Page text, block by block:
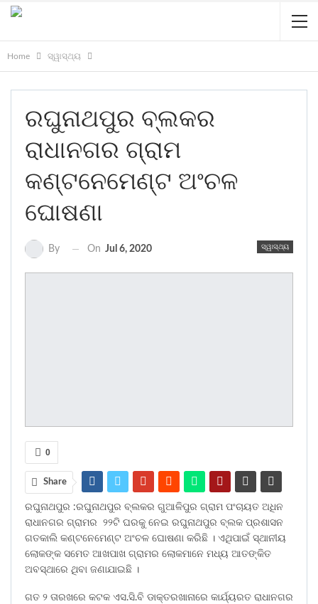
Home ସ୍ୱାସ୍ଥ୍ୟ
ରଘୁନାଥପୁର ବ୍ଲକର
ରାଧାନଗର ଗ୍ରାମ
କଣ୍ଟନେମେଣ୍ଟ ଅଂଚଳ
ଘୋଷଣା
ସ୍ୱାସ୍ଥ୍ୟ
By On Jul 6, 2020
0
Share
ରଘୁନାଥପୁର :ରଘୁନାଥପୁର ବ୍ଲକର ଗୁଆଳିପୁର ଗ୍ରାମ ପଂଚାୟତ ଅଧିନ
ରାଧାନଗର ଗ୍ରାମର ୨୨ଟି ଘରକୁ ନେଇ ରଘୁନାଥପୁର ବ୍ଲକ ପ୍ରଶାସନ
ଗତକାଲି କଣ୍ଟନେମେଣ୍ଟ ଅଂଚଳ ଘୋଷଣା କରିଛି । ଏଥିପାଇଁ ସ୍ଥାନୀୟ
ଲୋକଙ୍କ ସମେତ ଆଖପାଖ ଗ୍ରାମର ଲୋକମାନେ ମଧ୍ୟ ଆତଙ୍କିତ
ଅବସ୍ଥାରେ ଥିବା ଜଣାଯାଇଛି ।
ଗତ ୨ ତାରଖରେ କଟକ ଏସ.ସି.ବି ଡାକ୍ତରଖାନାରେ କାର୍ଯ୍ୟରତ ରାଧାନଗର